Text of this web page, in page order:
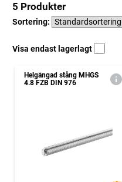
5 Produkter
Sortering:
Visa endast lagerlagt
Helgängad stång MHGS
4.8 FZB DIN 976